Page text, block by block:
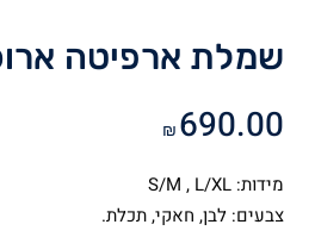
שמלת ארפיטה
₪ 690.00
מידות: S/M , L/XL
צבעים: לבן, חאקי, תכלת.